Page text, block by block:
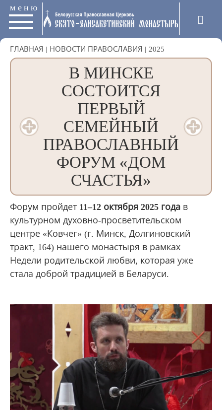
меню
ГЛАВНАЯ | НОВОСТИ ПРАВОСЛАВИЯ | 2025
В МИНСКЕ
СОСТОИТСЯ
ПЕРВЫЙ
СЕМЕЙНЫЙ
ПРАВОСЛАВНЫЙ
ФОРУМ «ДОМ
СЧАСТЬЯ»
Форум пройдет 11–12 октября 2025 года в
культурном духовно-просветительском
центре «Ковчег» (г. Минск, Долгиновский
тракт, 164) нашего монастыря в рамках
Недели родительской любви, которая уже
стала доброй традицией в Беларуси.